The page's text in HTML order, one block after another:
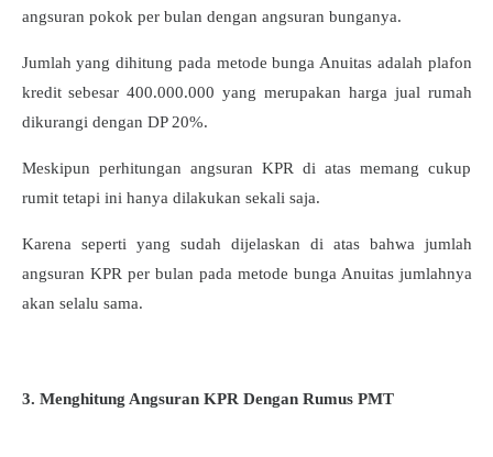
angsuran pokok per bulan dengan angsuran bunganya.
Jumlah yang dihitung pada metode bunga Anuitas adalah plafon
kredit sebesar 400.000.000 yang merupakan harga jual rumah
dikurangi dengan DP 20%.
Meskipun perhitungan angsuran KPR di atas memang cukup
rumit tetapi ini hanya dilakukan sekali saja.
Karena seperti yang sudah dijelaskan di atas bahwa jumlah
angsuran KPR per bulan pada metode bunga Anuitas jumlahnya
akan selalu sama.
3. Menghitung Angsuran KPR Dengan Rumus PMT